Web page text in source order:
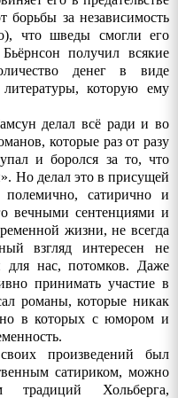
борьбы за независимость
что шведы смогли его
получил всякие
денег в виде
которую ему
делал всё ради и во
которые раз от разу
и боролся за то, что
Но делал это в присущей
сатирично и
вечными сентенциями и
жизни, не всегда
взгляд интересен не
для нас, потомков. Даже
принимать участие в
романы, которые никак
но в которых с юмором и
произведений был
сатириком, можно
традиций Хольберга,